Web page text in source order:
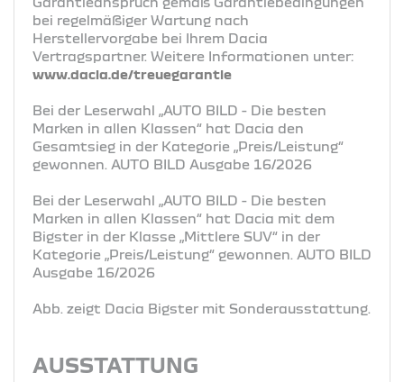
bei regelmäßiger Wartung nach
Herstellervorgabe bei Ihrem Dacia
Vertragspartner. Weitere Informationen unter:
www.dacia.de/treuegarantie
Bei der Leserwahl „AUTO BILD - Die besten
Marken in allen Klassen“ hat Dacia den
Gesamtsieg in der Kategorie „Preis/Leistung“
gewonnen. AUTO BILD Ausgabe 16/2026
Bei der Leserwahl „AUTO BILD - Die besten
Marken in allen Klassen“ hat Dacia mit dem
Bigster in der Klasse „Mittlere SUV“ in der
Kategorie „Preis/Leistung“ gewonnen. AUTO BILD
Ausgabe 16/2026
Abb. zeigt Dacia Bigster mit Sonderausstattung.
AUSSTATTUNG